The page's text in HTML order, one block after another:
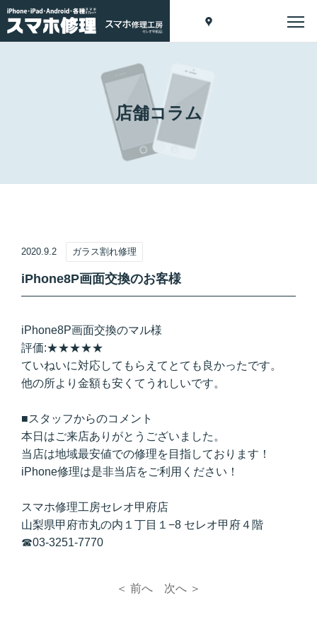
店舗コラム
2020.9.2 ガラス割れ修理
iPhone8P画面交換のお客様
iPhone8P画面交換のマル様
評価:★★★★★
ていねいに対応してもらえてとても良かったです。
他の所より金額も安くてうれしいです。
■スタッフからのコメント
本日はご来店ありがとうございました。
当店は地域最安値での修理を目指しております！
iPhone修理は是非当店をご利用ください！
スマホ修理工房セレオ甲府店
山梨県甲府市丸の内１丁目１−8 セレオ甲府４階
☎03-3251-7770
＜ 前へ 次へ ＞